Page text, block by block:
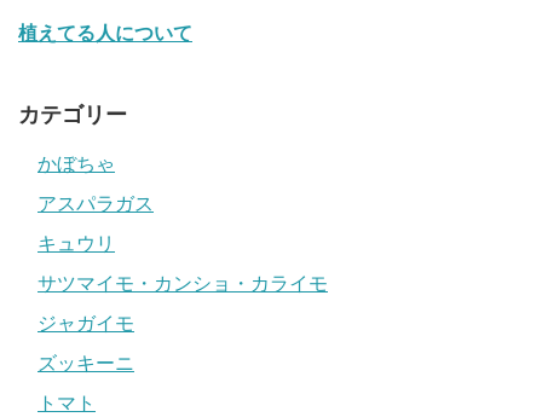
植えてる人について
カテゴリー
かぼちゃ
アスパラガス
キュウリ
サツマイモ・カンショ・カライモ
ジャガイモ
ズッキーニ
トマト